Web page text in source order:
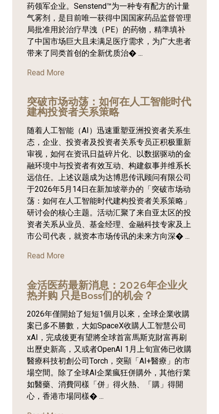
药领军企业。Senstend™为一种专有配方的计量
气雾剂，是目前唯一获得中国国家药品监督管理
局批准用於治疗早洩（PE）的药物，精準填补
了中国市场巨大且未满足医疗需求，为广大患者
带来了同类首创的全新优质治� ...
Read More
突破市场动荡：如何在人工智能时代
建构投资者关系策略
随着人工智能（AI）迅速重塑亚洲投资者关系生
态，企业、投资者及投资者关系专员正积极重新
审视，如何在资讯日益碎片化、以数据驱动的金
融环境中与投资者有效互动、构建叙事并维系长
远信任。上述议题成为达博思传讯顾问有限公司
于2026年5月14日在新加坡举办的「突破市场动
荡：如何在人工智能时代建构投资者关系策略」
研讨会的核心主题。活动汇聚了来自亚太区的投
资者关系从业员、基金经理、金融科技专家及上
市公司代表，就资本市场传讯的未来方向深� ...
Read More
金活医药最新消息：2026年企业火
热并购 只是Boss们的机会？
2026年僅開始了短短1個月以來，全球企業收購
案已多不勝數，大如SpaceX收購人工智慧公司
xAI，完成後更有望將全球首富馬斯克財富再刷
出歷史新高，又或者OpenAI 1月上旬宣佈已收購
醫療科技初創公司Torch，突顯「AI+醫療」的市
場空間。除了全球AI企業瘋狂併購外，其他行業
如醫藥、消費同樣「併」得火熱、「購」得開
心，香港市場同樣� ...